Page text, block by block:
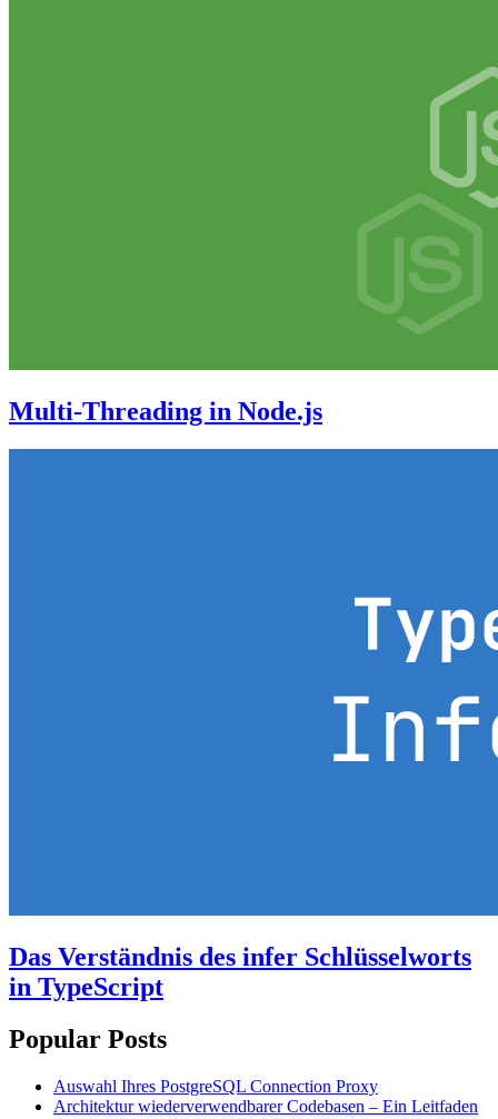
Multi-Threading in Node.js
Das Verständnis des infer Schlüsselworts
in TypeScript
Popular Posts
Auswahl Ihres PostgreSQL Connection Proxy
Architektur wiederverwendbarer Codebasen – Ein Leitfaden